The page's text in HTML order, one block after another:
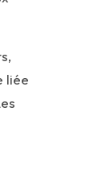
liée